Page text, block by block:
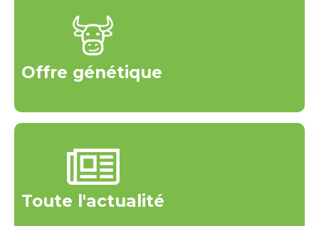
Offre génétique
Toute l'actualité